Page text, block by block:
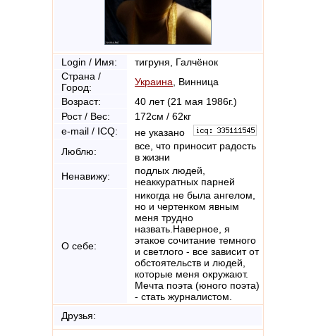
Login / Имя:
тигруня, Галчёнок
Страна /
Город:
Украина , Винница
Возраст:
40 лет (21 мая 1986г.)
Рост / Вес:
172см / 62кг
e-mail / ICQ:
не указано
Люблю:
все, что приносит радость
в жизни
Ненавижу:
подлых людей,
неаккуратных парней
О себе:
никогда не была ангелом,
но и чертенком явным
меня трудно
назвать.Наверное, я
этакое сочитание темного
и светлого - все зависит от
обстоятельств и людей,
которые меня окружают.
Мечта поэта (юного поэта)
- стать журналистом.
Друзья: